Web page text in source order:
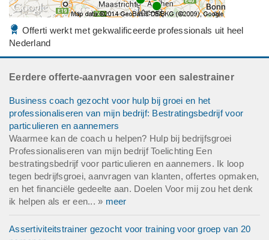
Offerti werkt met gekwalificeerde professionals uit heel
Nederland
Eerdere offerte-aanvragen voor een salestrainer
Business coach gezocht voor hulp bij groei en het
professionaliseren van mijn bedrijf: Bestratingsbedrijf voor
particulieren en aannemers
Waarmee kan de coach u helpen? Hulp bij bedrijfsgroei
Professionaliseren van mijn bedrijf Toelichting Een
bestratingsbedrijf voor particulieren en aannemers. Ik loop
tegen bedrijfsgroei, aanvragen van klanten, offertes opmaken,
en het financiële gedeelte aan. Doelen Voor mij zou het denk
ik helpen als er een... » meer
Assertiviteitstrainer gezocht voor training voor groep van 20